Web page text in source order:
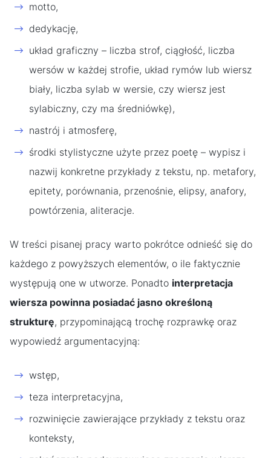
motto,
dedykację,
układ graficzny – liczba strof, ciągłość, liczba
wersów w każdej strofie, układ rymów lub wiersz
biały, liczba sylab w wersie, czy wiersz jest
sylabiczny, czy ma średniówkę),
nastrój i atmosferę,
środki stylistyczne użyte przez poetę – wypisz i
nazwij konkretne przykłady z tekstu, np. metafory,
epitety, porównania, przenośnie, elipsy, anafory,
powtórzenia, aliteracje.
W treści pisanej pracy warto pokrótce odnieść się do
każdego z powyższych elementów, o ile faktycznie
występują one w utworze. Ponadto interpretacja
wiersza powinna posiadać jasno określoną
strukturę, przypominającą trochę rozprawkę oraz
wypowiedź argumentacyjną:
wstęp,
teza interpretacyjna,
rozwinięcie zawierające przykłady z tekstu oraz
konteksty,